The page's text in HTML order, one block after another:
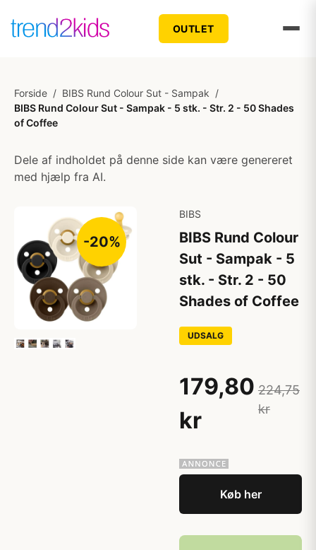
OUTLET
Forside / BIBS Rund Colour Sut - Sampak /
BIBS Rund Colour Sut - Sampak - 5 stk. - Str. 2 - 50 Shades
of Coffee
Dele af indholdet på denne side kan være genereret
med hjælp fra AI.
-20%
BIBS
BIBS Rund Colour
Sut - Sampak - 5
stk. - Str. 2 - 50
Shades of Coffee
UDSALG
179,80
kr
224,75
kr
Køb her